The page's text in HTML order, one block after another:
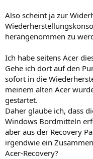
Also scheint ja zur
herangenommen zu
Ich habe seitens Acer
Gehe ich dort auf den
sofort in die
meinem alten Acer
gestartet.
Daher glaube ich, dass
Windows Bordmitteln
aber aus der Recovery
irgendwie ein
Acer-Recovery?